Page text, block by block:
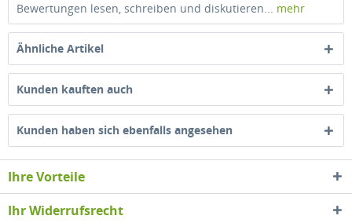
Bewertungen lesen, schreiben und diskutieren... mehr
Ähnliche Artikel
Kunden kauften auch
Kunden haben sich ebenfalls angesehen
Ihre Vorteile
Ihr Widerrufsrecht